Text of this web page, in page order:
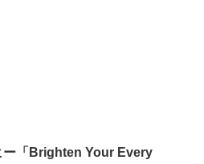
ー「Brighten Your Every